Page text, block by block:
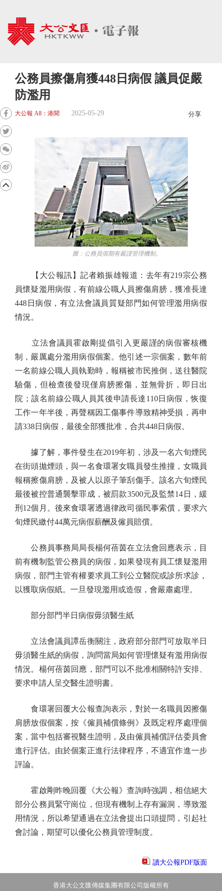
公務員擦傷肩獲448日病假 議員促嚴
防濫用
大公報 A8：港聞 2025-05-29 分享
圖：公務員假期有嚴謹管理機制。
【大公報訊】記者賴振雄報道：去年有219宗公務
員懷疑濫用病假，有前線公職人員擦傷肩膀，獲准長達
448日病假，有立法會議員質疑部門如何管理濫用病假
情況。
立法會議員霍啟剛提倡引入更嚴謹的病假審核機
制，嚴厲處分濫用病假個案。他引述一宗個案，數年前
一名前線公職人員執勤時，報稱被市民推倒，送往醫院
驗傷，但檢查後發現僅肩膀擦傷，並無骨折，即日出
院；該名前線公職人員其後申請長達110日病假，恢復
工作一年半後，再聲稱因工傷事件導致精神受損，再申
請338日病假，最後全部獲批准，合共448日病假。
據了解，事件發生在2019年初，涉及一名六旬煙民
在街頭拋煙頭，與一名食環署女職員發生推撞，女職員
報稱擦傷肩膀，及被人以原子筆刮傷手。該名六旬煙民
最後被控普通襲擊罪成，被罰款3500元及監禁14日，緩
刑12個月。後來食環署透過律政司循民事索償，要求六
旬煙民繳付44萬元病假薪酬及僱員賠償。
公務員事務局局長楊何蓓茵在立法會回應表示，目
前有機制監管公務員的病假，如果發現有員工懷疑濫用
病假，部門主管有權要求員工到公立醫院或診所求診，
以獲取病假紙。一旦發現濫用或造假，會嚴肅處理。
部分部門半日病假毋須醫生紙
立法會議員譚岳衡關注，政府部分部門可放取半日
毋須醫生紙的病假，詢問當局如何管理懷疑有濫用病假
情況。楊何蓓茵回應，部門可以不批准相關特許安排、
要求申請人呈交醫生證明書。
食環署回覆大公報查詢表示，對於一名職員因擦傷
肩膀放假個案，按《僱員補償條例》及既定程序處理個
案，當中包括審視醫生證明，及由僱員補償評估委員會
進行評估。由於個案正進行法律程序，不適宜作進一步
評論。
霍啟剛昨晚回覆《大公報》查詢時強調，相信絕大
部分公務員緊守崗位，但現有機制上存有漏洞，導致濫
用情況，所以希望通過在立法會提出口頭提問，引起社
會討論，期望可以優化公務員管理制度。
讀大公報PDF版面
香港大公文匯傳媒集團有限公司版權所有